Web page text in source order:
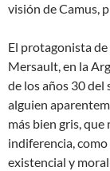
visión de Camus,
El protagonista
Mersault, en la
de los años 30 del
alguien
más bien gris,
indiferencia,
existencial y